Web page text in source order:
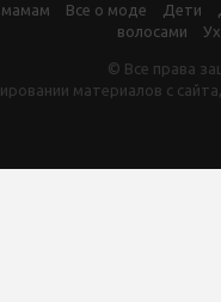
Все о моде Дети
волосами
© Все права
материалов с